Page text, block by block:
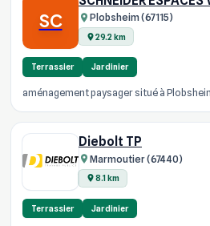
SC Plobsheim (67115)
29.2 km
Terrassier Jardinier
aménagement paysager situé à
Diebolt TP
Marmoutier (67440)
8.1 km
Terrassier Jardinier